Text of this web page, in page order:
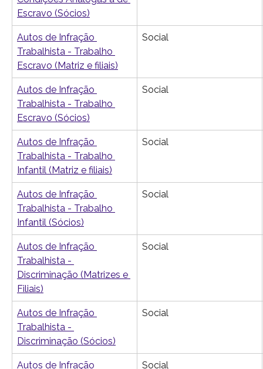
Escravo (Sócios)
Autos de Infração
Trabalhista - Trabalho
Escravo (Matriz e filiais)
Social
Autos de Infração
Trabalhista - Trabalho
Escravo (Sócios)
Social
Autos de Infração
Trabalhista - Trabalho
Infantil (Matriz e filiais)
Social
Autos de Infração
Trabalhista - Trabalho
Infantil (Sócios)
Social
Autos de Infração
Trabalhista -
Discriminação (Matrizes e
Filiais)
Social
Autos de Infração
Trabalhista -
Discriminação (Sócios)
Social
Autos de Infração Social